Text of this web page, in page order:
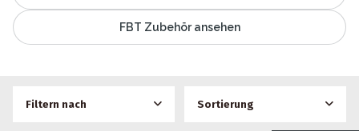
FBT Zubehör ansehen
Filtern nach Sortierung